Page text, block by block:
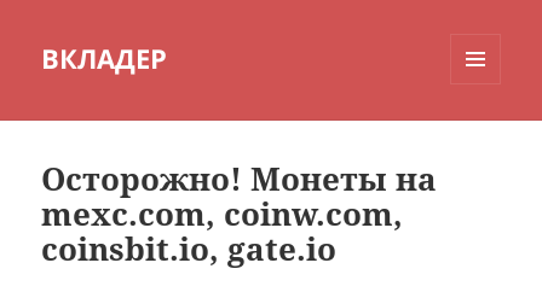
ВКЛАДЕР
Осторожно! Монеты на
mexc.com, coinw.com,
coinsbit.io, gate.io